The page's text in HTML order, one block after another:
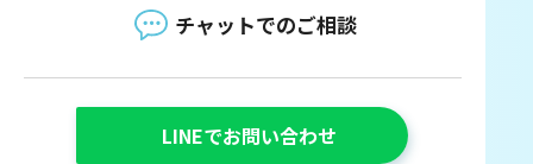
チャットでのご相談
LINEでお問い合わせ